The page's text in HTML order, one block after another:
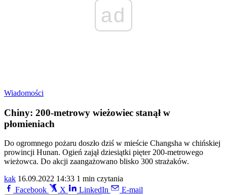
ad
Wiadomości
Chiny: 200-metrowy wieżowiec stanął w
płomieniach
Do ogromnego pożaru doszło dziś w mieście Changsha w chińskiej
prowincji Hunan. Ogień zajął dziesiątki pięter 200-metrowego
wieżowca. Do akcji zaangażowano blisko 300 strażaków.
kak 16.09.2022 14:33 1 min czytania
Facebook
X LinkedIn E-mail